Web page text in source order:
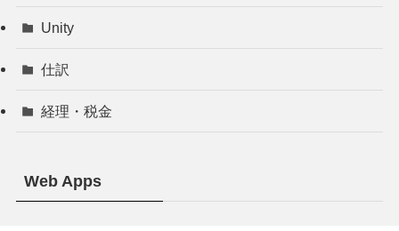
Unity
仕訳
経理・税金
Web Apps